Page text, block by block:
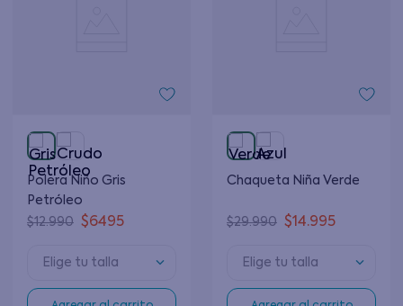
Polera Niño Gris
Petróleo
$12.990 $6495
Elige tu talla
Chaqueta Niña Verde
$29.990 $14.995
Elige tu talla